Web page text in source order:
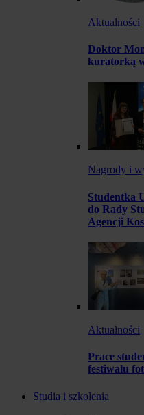
Aktualności
Doktor
kuratorką
Nagrody i
Studentka
do Rady
Agencji
Aktualności
Prace
festiwalu
Studia i szkolenia